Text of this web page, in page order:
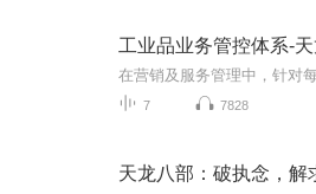
工业品业务管控体系-
7 7828
天龙八部：破执念，解